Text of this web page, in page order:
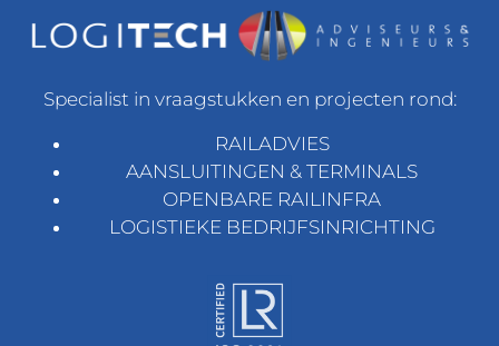
Specialist in vraagstukken en projecten rond:
RAILADVIES
AANSLUITINGEN & TERMINALS
OPENBARE RAILINFRA
LOGISTIEKE BEDRIJFSINRICHTING